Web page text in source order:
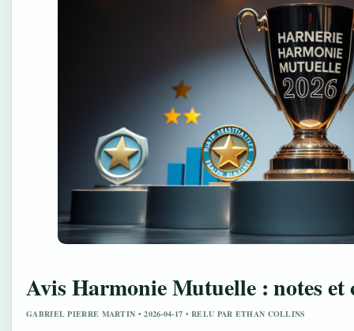
Avis Harmonie Mutuelle : notes et
GABRIEL PIERRE MARTIN • 2026-04-17 • RELU PAR ETHAN COLLINS